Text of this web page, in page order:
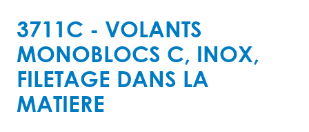
3711C - VOLANTS
MONOBLOCS C, INOX,
FILETAGE DANS LA
MATIERE